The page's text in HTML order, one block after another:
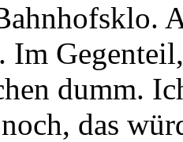
Im
dumm.
das